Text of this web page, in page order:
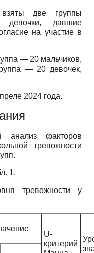
две группы
девочки, давшие
на участие в
— 20 мальчиков,
— 20 девочек,
2024 года.
анализ факторов
тревожности
1.
тревожности у
U-
критерий